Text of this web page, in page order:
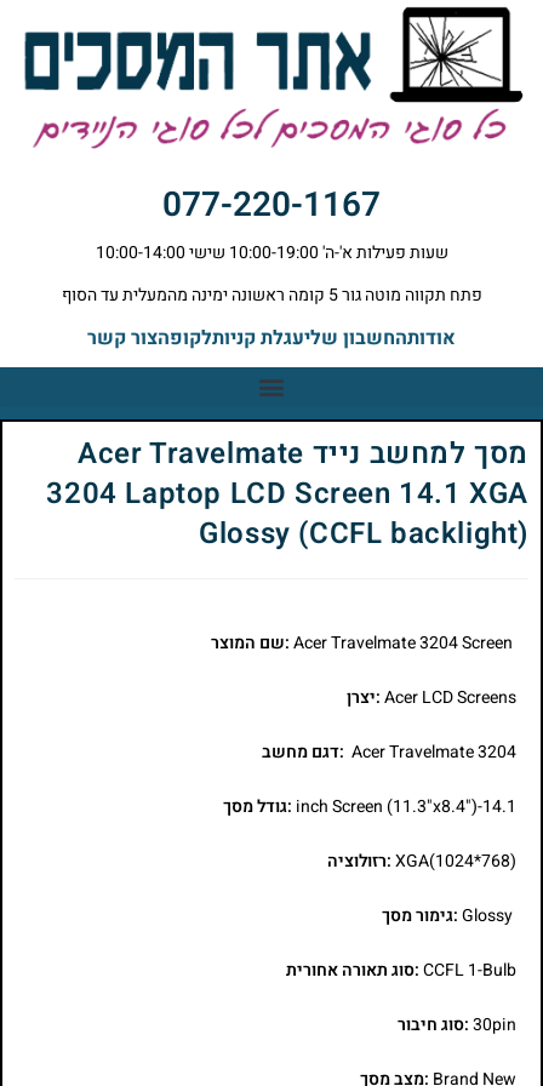
077-220-1167
שעות פעילות א'-ה' 10:00-19:00 שישי 10:00-14:00
פתח תקווה מוטה גור 5 קומה ראשונה ימינה מהמעלית עד הסוף
אודותהחשבון שליעגלת קניותלקופהצור קשר
מסך למחשב נייד Acer Travelmate
3204 Laptop LCD Screen 14.1 XGA
Glossy (CCFL backlight)
:שם המוצר
Acer LCD Screens:יצרן
Acer Travelmate 3204 :דגם מחשב
14.1-inch Screen (11.3"x8.4") :גודל מסך
XGA(1024*768):רזולוציה
Glossy:גימור מסך
CCFL 1-Bulb:סוג תאורה אחורית
30pin:סוג חיבור
Brand New :מצב מסך